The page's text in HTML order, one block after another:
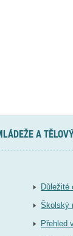
A
Důležité
Školský
Přehled